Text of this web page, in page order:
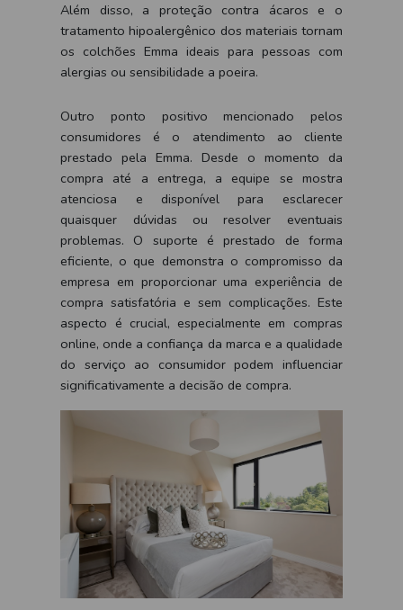
Além disso, a proteção contra ácaros e o
tratamento hipoalergênico dos materiais tornam
os colchões Emma ideais para pessoas com
alergias ou sensibilidade a poeira.
Outro ponto positivo mencionado pelos
consumidores é o atendimento ao cliente
prestado pela Emma. Desde o momento da
compra até a entrega, a equipe se mostra
atenciosa e disponível para esclarecer
quaisquer dúvidas ou resolver eventuais
problemas. O suporte é prestado de forma
eficiente, o que demonstra o compromisso da
empresa em proporcionar uma experiência de
compra satisfatória e sem complicações. Este
aspecto é crucial, especialmente em compras
online, onde a confiança da marca e a qualidade
do serviço ao consumidor podem influenciar
significativamente a decisão de compra.